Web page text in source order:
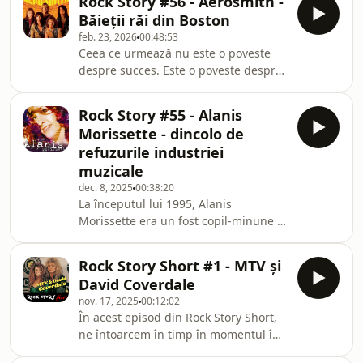
coperta revis
l-au readus pe scena muzicală.Bowie
a fost singurul prieten care l-a înțeles
cu adevărat — și prin ceea ce a făcut
pentru Iggy, a salvat nu doar un
muzician, ci o viață.Rock Story Short
sunt episoadele dintre episoade, cele
care te ajută să nu-ți pierzi răbdar
Băieții răi din Boston
feb. 23, 202600:48:53
Ceea ce urmează nu este o poveste
despre succes. Este o poveste despre
poveste despre cum poți ajunge în
vârful lumii… și apoi să te prăbușești
atât de jos, încât nimeni să nu mai
parieze pe tine. Aceasta este povestea
Aerosmith - despre haos,
supraviețuire și un rock’n’roll care
refuză să moară.
Rock Story #55 - Alanis
Morissette - dincolo de
refuzurile industriei
muzicale
dec. 8, 2025 00:38:20
La începutul lui 1995, Alanis
Morissette era un fost copil-minune al
liberă de constrângerile unei case de
discuri.Scrisese piesele unui album în
care își pusese toate neliniștile și
problemele, însă nicio casă de discuri
nu era interesată.Aceasta este
povestea unei artiste care a bătut la
Rock Story Short #1 - MTV și
David Coverdale
nov. 17, 2025 00:12:02
În acest episod din Rock Story Short,
ne întoarcem în timp în momentul în